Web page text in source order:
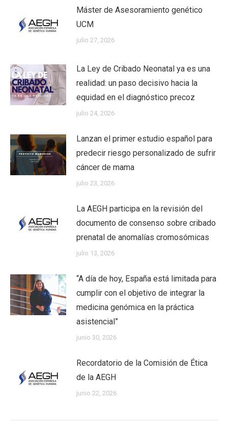
Máster de Asesoramiento genético
UCM
julio 27, 2026
La Ley de Cribado Neonatal ya es una
realidad: un paso decisivo hacia la
equidad en el diagnóstico precoz
julio 24, 2026
Lanzan el primer estudio español para
predecir riesgo personalizado de sufrir
cáncer de mama
julio 23, 2026
La AEGH participa en la revisión del
documento de consenso sobre cribado
prenatal de anomalías cromosómicas
julio 13, 2026
“A día de hoy, España está limitada para
cumplir con el objetivo de integrar la
medicina genómica en la práctica
asistencial”
junio 30, 2026
Recordatorio de la Comisión de Ética
de la AEGH
junio 22, 2026